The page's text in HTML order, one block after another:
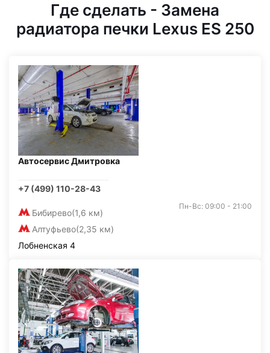
Где сделать - Замена
радиатора печки Lexus ES 250
Автосервис Дмитровка
+7 (499) 110-28-43
Бибирево(1,6 км)
Алтуфьево(2,35 км)
Пн-Вс: 09:00 - 21:00
Лобненская 4